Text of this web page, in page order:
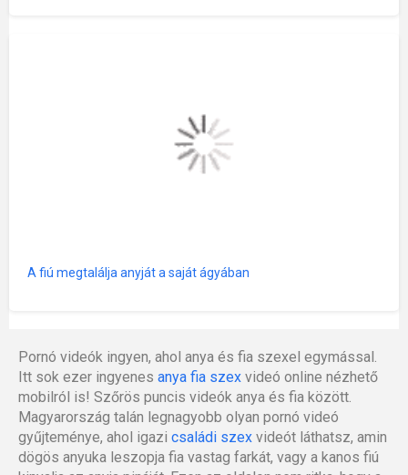
A fiú megtalálja anyját a saját ágyában
Pornó videók ingyen, ahol anya és fia szexel egymással.
Itt sok ezer ingyenes anya fia szex videó online nézhető
mobilról is! Szőrös puncis videók anya és fia között.
Magyarország talán legnagyobb olyan pornó videó
gyűjteménye, ahol igazi családi szex videót láthatsz, amin
dögös anyuka leszopja fia vastag farkát, vagy a kanos fiú